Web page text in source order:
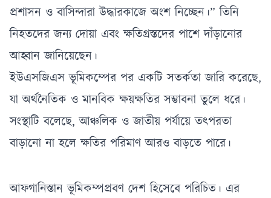
প্রশাসন ও বাসিন্দারা উদ্ধারকাজে অংশ নিচ্ছেন।” তিনি
নিহতদের জন্য দোয়া এবং ক্ষতিগ্রস্তদের পাশে দাঁড়ানোর
আহ্বান জানিয়েছেন।
ইউএসজিএস ভূমিকম্পের পর একটি সতর্কতা জারি করেছে,
যা অর্থনৈতিক ও মানবিক ক্ষয়ক্ষতির সম্ভাবনা তুলে ধরে।
সংস্থাটি বলেছে, আঞ্চলিক ও জাতীয় পর্যায়ে তৎপরতা
বাড়ানো না হলে ক্ষতির পরিমাণ আরও বাড়তে পারে।
আফগানিস্তান ভূমিকম্পপ্রবণ দেশ হিসেবে পরিচিত। এর